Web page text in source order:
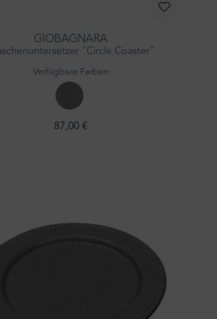
GIOBAGNARA
"Circle Coaster"
Verfügbare Farben:
87,00 €